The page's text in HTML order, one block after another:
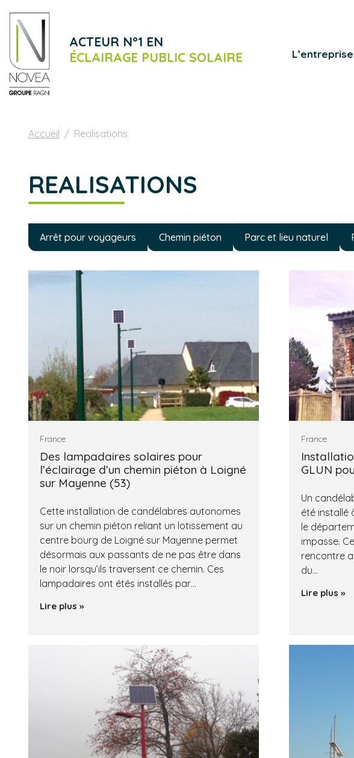
ACTEUR N°1 EN
ÉCLAIRAGE PUBLIC SOLAIRE
L’entreprise
Accueil Realisations
REALISATIONS
Arrêt pour voyageurs Chemin piéton Parc et lieu naturel
France
Des lampadaires solaires pour
l’éclairage d’un chemin piéton à Loigné
sur Mayenne (53)
Cette installation de candélabres autonomes
sur un chemin piéton reliant un lotissement au
centre bourg de Loigné sur Mayenne permet
désormais aux passants de ne pas être dans
le noir lorsqu’ils traversent ce chemin. Ces
lampadaires ont étés installés par…
Lire plus »
France
GLUN
Un
été installé
le
impasse.
rencontre
du…
Lire plus »